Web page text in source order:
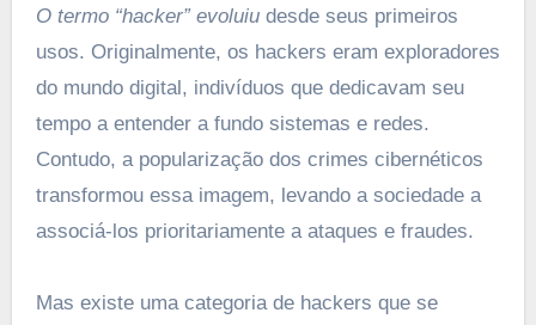
O termo “hacker” evoluiudesde seus primeiros
usos. Originalmente, os hackers eram exploradores
do mundo digital, indivíduos que dedicavam seu
tempo a entender a fundo sistemas e redes.
Contudo, a popularização dos crimes cibernéticos
transformou essa imagem, levando a sociedade a
associá-los prioritariamente a ataques e fraudes.
Mas existe uma categoria de hackers que se